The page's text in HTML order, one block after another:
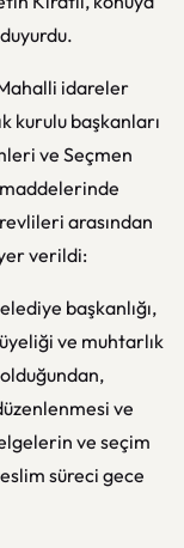
idareler
kurulu başkanları
ve Seçmen
arasından
verildi:
başkanlığı,
ve muhtarlık
ve
ve seçim
süreci gece